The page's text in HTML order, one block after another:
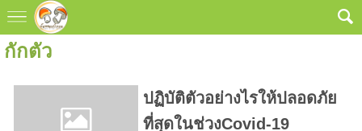
กักตัว
ปฏิบัติตัวอย่างไรให้ปลอดภัย
ที่สุดในช่วงCovid-19